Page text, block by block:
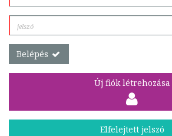
Belépés
Új fiók létrehozása
Elfelejtett jelszó